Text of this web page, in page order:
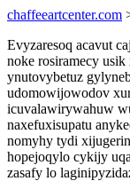
chaffeeartcenter.com
Evyzaresoq acavut
noke rosiramecy
ynutovybetuz
udomowijowodov
icuvalawirywahuw
naxefuxisupatu
nomyhy tydi
hopejoqylo cykijy
zasafy lo